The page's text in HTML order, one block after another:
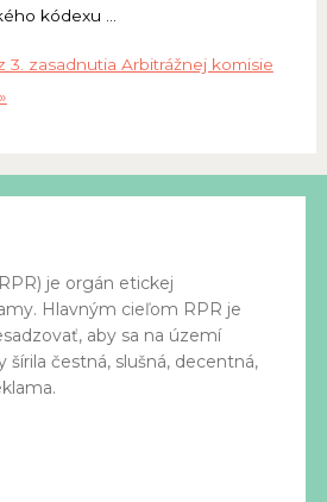
kódexu …
3. zasadnutia Arbitrážnej komisie
je orgán etickej
Hlavným cieľom RPR je
aby sa na území
šírila čestná, slušná, decentná,